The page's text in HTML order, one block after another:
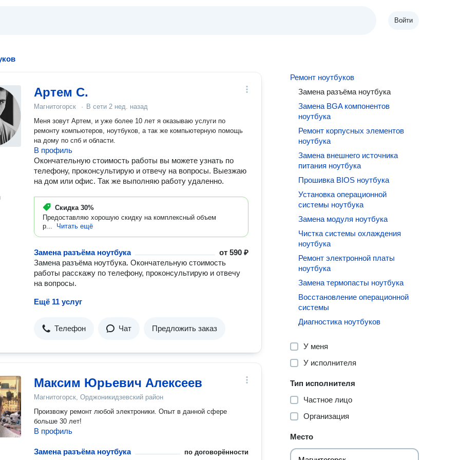
Войти
Артем С.
Магнитогорск · В сети 2 нед. назад
Меня зовут Артем, и уже более 10 лет я оказываю услуги по
ремонту компьютеров, ноутбуков, а так же компьютерную помощь
на дому по спб и области.
В профиль
Окончательную стоимость работы вы можете узнать по
телефону, проконсультирую и отвечу на вопросы. Выезжаю
на дом или офис. Так же выполняю работу удаленно.
Скидка 30%
Предоставляю хорошую скидку на комплексный объем
р...
Читать ещё
Замена разъёма ноутбука от590 ₽
Замена разъёма ноутбука. Окончательную стоимость
работы расскажу по телефону, проконсультирую и отвечу
на вопросы.
Ещё 11 услуг
Телефон Чат Предложить заказ
Максим Юрьевич Алексеев
Магнитогорск, Орджоникидзевский район
Произвожу ремонт любой электроники. Опыт в данной сфере
больше 30 лет!
В профиль
Замена разъёма ноутбука по договорённости
Ремонт ноутбуков
Замена разъёма ноутбука
Замена BGA компонентов
ноутбука
Ремонт корпусных элементов
ноутбука
Замена внешнего источника
питания ноутбука
Прошивка BIOS ноутбука
Установка операционной
системы ноутбука
Замена модуля ноутбука
Чистка системы охлаждения
ноутбука
Ремонт электронной платы
ноутбука
Замена термопасты ноутбука
Восстановление операционной
системы
Диагностика ноутбуков
У меня
У исполнителя
Тип исполнителя
Частное лицо
Организация
Место